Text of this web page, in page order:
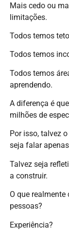
Mais cedo ou
limitações.
Todos temos
Todos temos
Todos temos
aprendendo.
A diferença é
milhões de
Por isso, talvez
seja falar
Talvez seja
a construir.
O que
pessoas?
Experiência?